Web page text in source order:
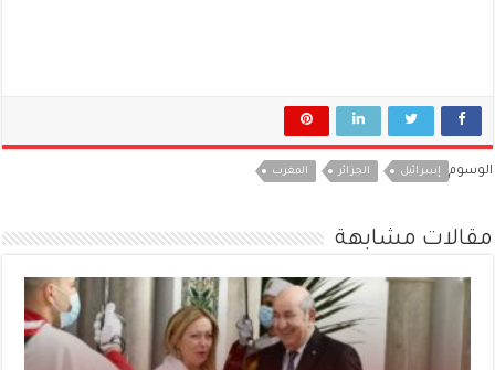
الوسوم إسرائيل الجزائر المغرب
مقالات مشابهة